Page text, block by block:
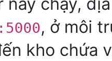
, ở môi
kho chứa